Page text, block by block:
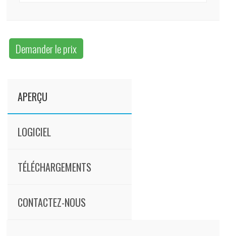
Demander le prix
APERÇU
LOGICIEL
TÉLÉCHARGEMENTS
CONTACTEZ-NOUS